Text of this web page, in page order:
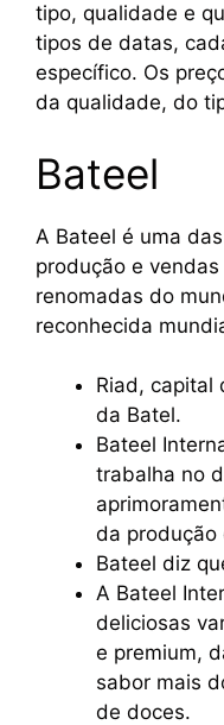
tipo, qualidade e
tipos de datas,
específico. Os
da qualidade, do
Bateel
A Bateel é uma
produção e
renomadas do
reconhecida
Riad, capital
da Batel.
Bateel
trabalha no
da produção
Bateel diz
A Bateel
deliciosas
e premium,
sabor mais
de doces.